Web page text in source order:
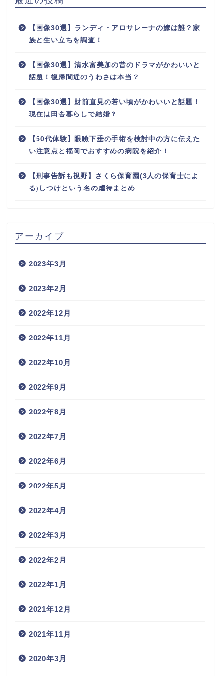
【画像30選】ランディ・アロサレーナの嫁は誰？家
族と生い立ちを調査！
【画像30選】清水富美加の昔のドラマがかわいいと
話題！復帰間近のうわさは本当？
【画像30選】財前直見の若い頃がかわいいと話題！
現在は田舎暮らしで結婚？
【50代体験】眼瞼下垂の手術を検討中の方に伝えた
い注意点と福岡でおすすめの病院を紹介！
【刑事告訴も視野】さくら保育園(3人の保育士によ
る)しつけという名の虐待まとめ
アーカイブ
2023年3月
2023年2月
2022年12月
2022年11月
2022年10月
2022年9月
2022年8月
2022年7月
2022年6月
2022年5月
2022年4月
2022年3月
2022年2月
2022年1月
2021年12月
2021年11月
2020年3月